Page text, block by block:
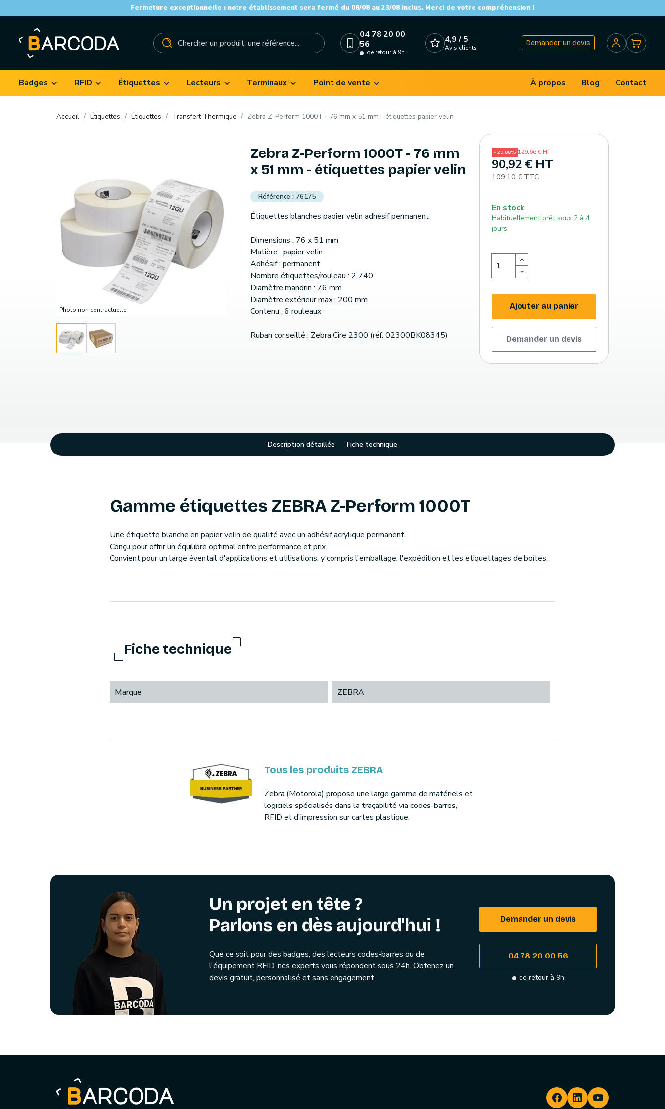
Fermeture exceptionnelle : notre établissement sera fermé du 08/08 au 23/08 inclus. Merci de votre compréhension !
04 78 20 00
56
de retour à 9h
4,9 / 5
Avis clients
Demander un devis
Badges RFID Étiquettes Lecteurs Terminaux Point de vente À propos Blog Contact
Accueil Étiquettes Étiquettes Transfert Thermique Zebra Z-Perform 1000T - 76 mm x 51 mm - étiquettes papier velin
Photo non contractuelle
Zebra Z-Perform 1000T - 76 mm
x 51 mm - étiquettes papier velin
76175
Étiquettes blanches papier velin adhésif permanent
Dimensions : 76 x 51 mm
Matière : papier velin
Adhésif : permanent
Nombre étiquettes/rouleau : 2 740
Diamètre mandrin : 76 mm
Diamètre extérieur max : 200 mm
Contenu : 6 rouleaux
Ruban conseillé : Zebra Cire 2300 (réf. 02300BK08345)
- 29,88% 129,66 € HT
90,92 € HT
109,10 € TTC
En stock
Habituellement prêt sous 2 à 4
jours
Ajouter au panier
Demander un devis
Description détaillée Fiche technique
Gamme étiquettes ZEBRA Z-Perform 1000T
Une étiquette blanche en papier velin de qualité avec un adhésif acrylique permanent.
Conçu pour offrir un équilibre optimal entre performance et prix.
Convient pour un large éventail d'applications et utilisations, y compris l'emballage, l'expédition et les étiquettages de boîtes.
Fiche technique
Marque ZEBRA
Tous les produits ZEBRA
Zebra (Motorola) propose une large gamme de matériels et
logiciels spécialisés dans la traçabilité via codes-barres,
RFID et d'impression sur cartes plastique.
Un projet en tête ?
Parlons en dès aujourd'hui !
Que ce soit pour des badges, des lecteurs codes-barres ou de
l'équipement RFID, nos experts vous répondent sous 24h. Obtenez un
devis gratuit, personnalisé et sans engagement.
Demander un devis
04 78 20 00 56
de retour à 9h